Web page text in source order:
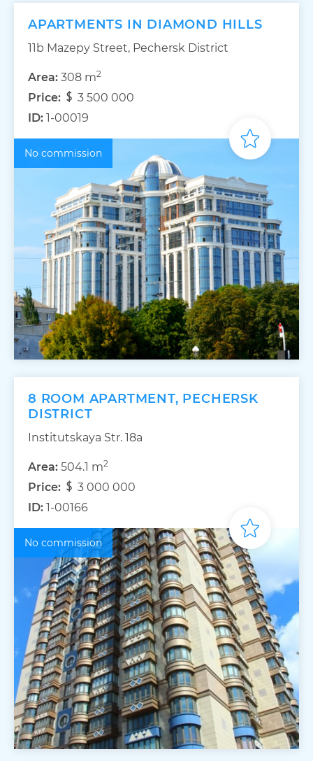
APARTMENTS IN DIAMOND HILLS
11b Mazepy Street, Pechersk District
Area: 308 m2
Price:
3 500 000
ID: 1-00019
No commission
8 ROOM APARTMENT, PECHERSK
DISTRICT
Institutskaya Str. 18а
Area: 504.1 m2
Price:
3 000 000
ID: 1-00166
No commission